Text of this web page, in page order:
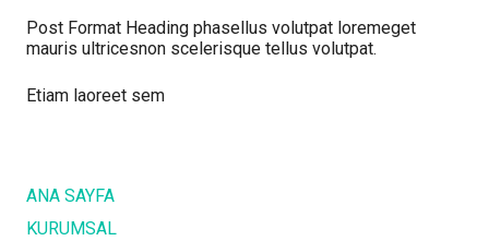
Post Format Heading phasellus volutpat loremeget
mauris ultricesnon scelerisque tellus volutpat.
Etiam laoreet sem
ANA SAYFA
KURUMSAL